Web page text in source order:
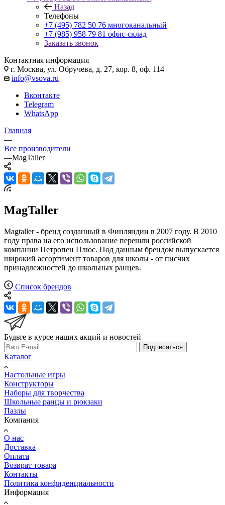
Назад
Телефоны
+7 (495) 782 50 76 многоканальный
+7 (985) 958 79 81 офис-склад
Заказать звонок
Контактная информация
г. Москва, ул. Обручева, д. 27, кор. 8, оф. 114
info@vsova.ru
Вконтакте
Telegram
WhatsApp
Главная
—
Все производители
—MagTaller
MagTaller
Magtaller - бренд созданный в Финляндии в 2007 году. В 2010
году права на его использование перешли российской
компании Петропен Плюс. Под данным брендом выпускается
широкий ассортимент товаров для школы - от писчих
принадлежностей до школьных ранцев.
Список брендов
Будьте в курсе наших акций и новостей
Подписаться
Каталог
Настольные игры
Конструкторы
Наборы для творчества
Школьные ранцы и рюкзаки
Пазлы
Компания
О нас
Доставка
Оплата
Возврат товара
Контакты
Политика конфиденциальности
Информация